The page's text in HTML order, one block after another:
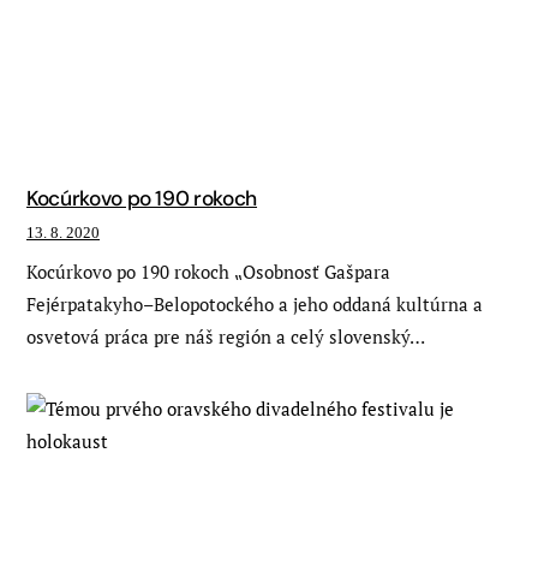
Kocúrkovo po 190 rokoch
13. 8. 2020
Kocúrkovo po 190 rokoch ⹂Osobnosť Gašpara
Fejérpatakyho–Belopotockého a jeho oddaná kultúrna a
osvetová práca pre náš región a celý slovenský…